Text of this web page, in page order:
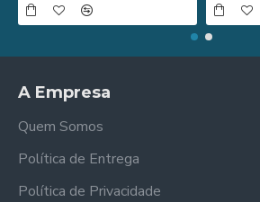
A Empresa
Quem Somos
Política de Entrega
Política de Privacidade